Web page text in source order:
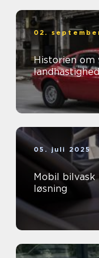
02.
Historien om
landhastighed
05. juli 2025
Mobil
løsning